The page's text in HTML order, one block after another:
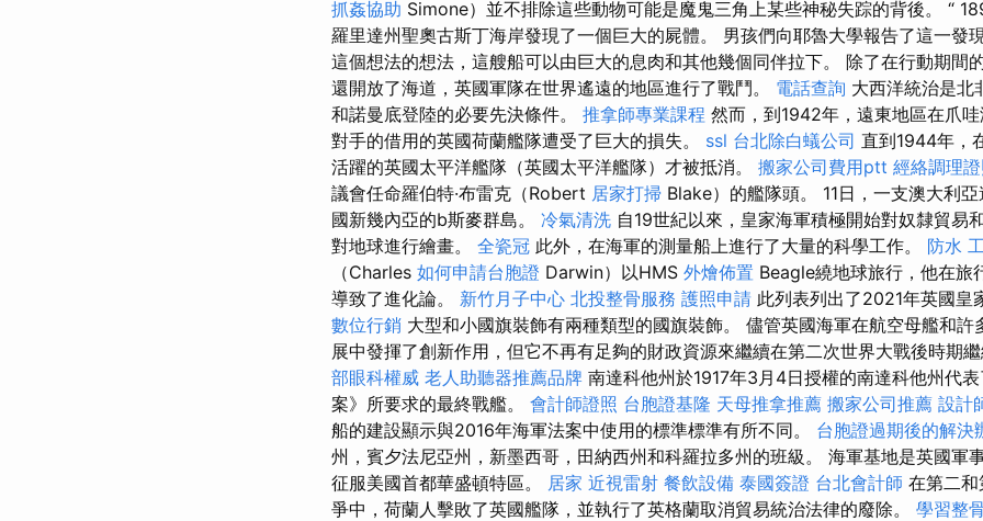
抓姦協助 Simone）並不排除這些動物可能是魔鬼三角上某些神秘失踪的背後。 “
羅里達州聖奧古斯丁海岸發現了一個巨大的屍體。 男孩們向耶魯大學報告了這一發
這個想法的想法，這艘船可以由巨大的息肉和其他幾個同伴拉下。 除了在行動期間
還開放了海道，英國軍隊在世界遙遠的地區進行了戰鬥。 電話查詢 大西洋統治是北
和諾曼底登陸的必要先決條件。 推拿師專業課程 然而，到1942年，遠東地區在爪
對手的借用的英國荷蘭艦隊遭受了巨大的損失。 ssl 台北除白蟻公司 直到1944年，
活躍的英國太平洋艦隊（英國太平洋艦隊）才被抵消。 搬家公司費用ptt 經絡調理
議會任命羅伯特·布雷克（Robert 居家打掃 Blake）的艦隊頭。 11日，一支澳大利
國新幾內亞的b斯麥群島。 冷氣清洗 自19世紀以來，皇家海軍積極開始對奴隸貿易
對地球進行繪畫。 全瓷冠 此外，在海軍的測量船上進行了大量的科學工作。 防水
（Charles 如何申請台胞證 Darwin）以HMS 外燴佈置 Beagle繞地球旅行，他在旅
導致了進化論。 新竹月子中心 北投整骨服務 護照申請 此列表列出了2021年英國皇
數位行銷 大型和小國旗裝飾有兩種類型的國旗裝飾。 儘管英國海軍在航空母艦和許
展中發揮了創新作用，但它不再有足夠的財政資源來繼續在第二次世界大戰後時期繼
部眼科權威 老人助聽器推薦品牌 南達科他州於1917年3月4日授權的南達科他州代
案》所要求的最終戰艦。 會計師證照 台胞證基隆 天母推拿推薦 搬家公司推薦 設計
船的建設顯示與2016年海軍法案中使用的標準標準有所不同。 台胞證過期後的解決
州，賓夕法尼亞州，新墨西哥，田納西州和科羅拉多州的班級。 海軍基地是英國軍
征服美國首都華盛頓特區。 居家 近視雷射 餐飲設備 泰國簽證 台北會計師 在第二
爭中，荷蘭人擊敗了英國艦隊，並執行了英格蘭取消貿易統治法律的廢除。 學習整